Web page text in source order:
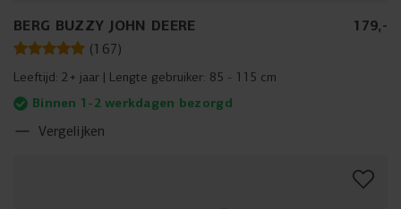
BERG BUZZY JOHN DEERE 179,-
(167)
Leeftijd: 2+ jaar Lengte gebruiker: 85 - 115 cm
Binnen 1-2 werkdagen bezorgd
Vergelijken